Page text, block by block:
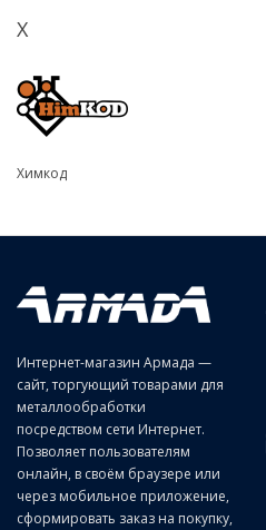
Х
Химкод
Интернет-магазин Армада —
сайт, торгующий товарами для
металлообработки
посредством сети Интернет.
Позволяет пользователям
онлайн, в своём браузере или
через мобильное приложение,
сформировать заказ на покупку,